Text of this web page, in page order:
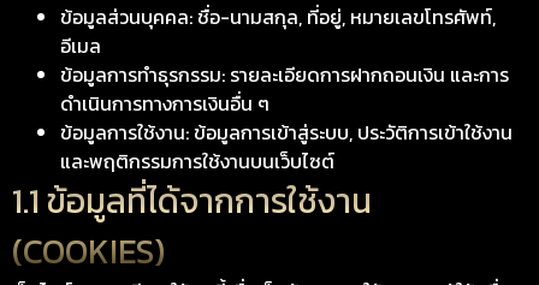
ข้อมูลส่วนบุคคล: ชื่อ-นามสกุล, ที่อยู่, หมายเลขโทรศัพท์,
อีเมล
ข้อมูลการทำธุรกรรม: รายละเอียดการฝากถอนเงิน และการ
ดำเนินการทางการเงินอื่น ๆ
ข้อมูลการใช้งาน: ข้อมูลการเข้าสู่ระบบ, ประวัติการเข้าใช้งาน
และพฤติกรรมการใช้งานบนเว็บไซต์
1.1 ข้อมูลที่ได้จากการใช้งาน
(COOKIES)